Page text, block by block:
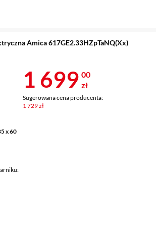
Amica 617GE2.33HZpTaNQ(Xx)
x 60
Cena 1 699 zł
1 699 00
zł
Sugerowana cena producenta:
1 729 zł